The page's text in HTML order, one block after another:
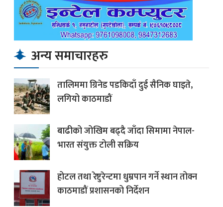
अन्य समाचारहरु
तालिममा ग्रिनेड पडकिदाँ दुई सैनिक घाइते,
लगियो काठमाडौं
बाढीको जोखिम बढ्दै जाँदा सिमामा नेपाल-
भारत संयुक्त टोली सक्रिय
होटल तथा रेष्टुरेन्टमा धुम्रपान गर्ने स्थान तोक्न
काठमाडौं प्रशासनको निर्देशन